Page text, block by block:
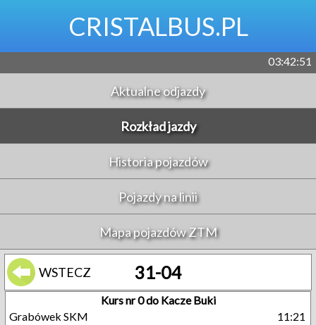
CRISTALBUS.PL
03:42:51
Aktualne odjazdy
Rozkład jazdy
Historia pojazdów
Pojazdy na linii
Mapa pojazdów ZTM
WSTECZ 31-04
Kurs nr 0 do Kacze Buki
Grabówek SKM
11:21